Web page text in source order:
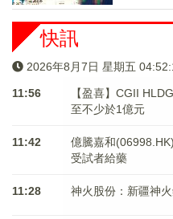
快訊
2026年8月7日 星期五
11:56
【盈喜】CGII
至不少於1億元
11:42
億騰嘉和
受試者給藥
11:28 神火股份：新疆神